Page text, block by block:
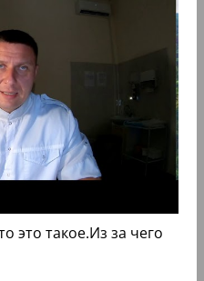
это такое.Из за чего